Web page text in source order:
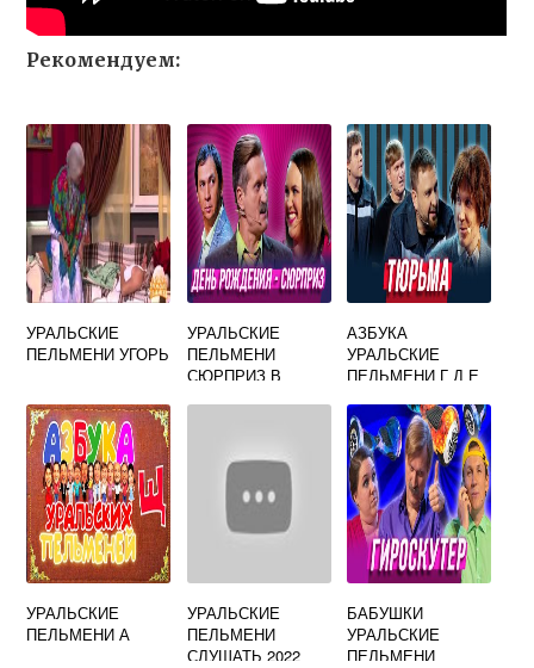
Рекомендуем:
УРАЛЬСКИЕ
ПЕЛЬМЕНИ УГОРЬ
УРАЛЬСКИЕ
ПЕЛЬМЕНИ
СЮРПРИЗ В
АЗБУКА
УРАЛЬСКИЕ
ПЕЛЬМЕНИ Г Д Е
УРАЛЬСКИЕ
ПЕЛЬМЕНИ А
УРАЛЬСКИЕ
ПЕЛЬМЕНИ
СЛУШАТЬ 2022
БАБУШКИ
УРАЛЬСКИЕ
ПЕЛЬМЕНИ